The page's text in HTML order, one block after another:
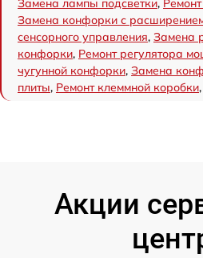
Замена лампы подсветки,
Замена конфорки с
сенсорного управления, Замена
конфорки, Ремонт регулятора
чугунной конфорки, Замена
плиты, Ремонт клеммной коробки,
Акции